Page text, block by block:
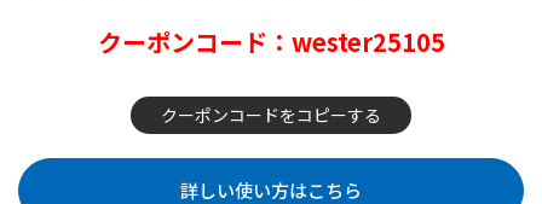
クーポンコード：wester25105
クーポンコードをコピーする
詳しい使い方はこちら